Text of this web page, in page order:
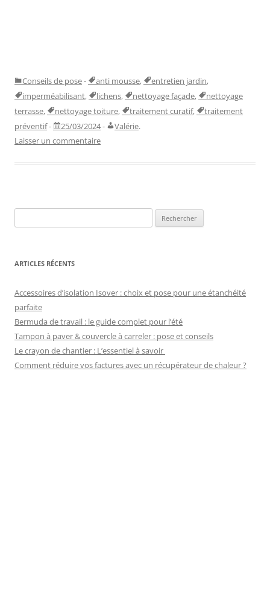
Conseils de pose- anti mousse, entretien jardin,
imperméabilisant, lichens, nettoyage façade,
nettoyage
terrasse, nettoyage toiture, traitement curatif,
traitement
préventif- 25/03/2024- Valérie.
Laisser un commentaire
ARTICLES RÉCENTS
Accessoires d’isolation Isover : choix et pose pour une étanchéité
parfaite
Bermuda de travail : le guide complet pour l’été
Tampon à paver & couvercle à carreler : pose et conseils
Le crayon de chantier : L’essentiel à savoir
Comment réduire vos factures avec un récupérateur de chaleur ?